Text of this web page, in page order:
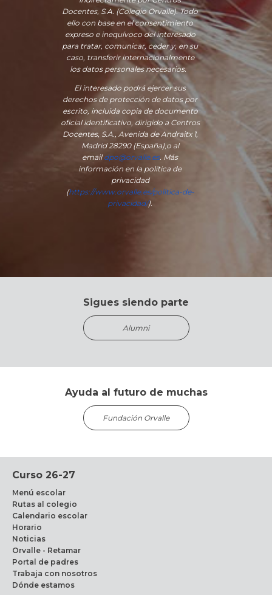
Docentes, S.A. (Colegio Orvalle). Todo
ello con base en el consentimiento
expreso e inequívoco del interesado
para tratar, comunicar, ceder y, en su
caso, transferir internacionalmente
los datos personales necesarios.
El interesado podrá ejercer sus
derechos de protección de datos por
escrito, incluida copia de documento
oficial identificativo, dirigido a Centros
Docentes, S.A., Avenida de Andraitx 1,
Madrid 28290 (España), o al
emaildpo@orvalle.es. Más
información en la política de
privacidad
(https://www.orvalle.es/politica-de-
privacidad/).
Sigues siendo parte
Alumni
Ayuda al futuro de muchas
Fundación Orvalle
Curso 26-27
Menú escolar
Rutas al colegio
Calendario escolar
Horario
Noticias
Orvalle - Retamar
Portal de padres
Trabaja con nosotros
Dónde estamos